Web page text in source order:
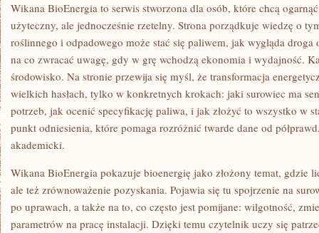
SŁONECZNA
Wikana BioEnergia to serwis stworzona dla osób, które chcą
użyteczny, ale jednocześnie rzetelny. Strona porządkuje wiedzę o
roślinnego i odpadowego może stać się paliwem, jak wygląda droga
na co zwracać uwagę, gdy w grę wchodzą ekonomia i wydajność.
środowisko. Na stronie przewija się myśl, że transformacja
wielkich hasłach, tylko w konkretnych krokach: jaki surowiec ma
potrzeb, jak ocenić specyfikację paliwa, i jak złożyć to wszystko w
punkt odniesienia, które pomaga rozróżnić twarde dane od
akademicki.
Wikana BioEnergia pokazuje bioenergię jako złożony temat, gdzie
ale też zrównoważenie pozyskania. Pojawia się tu spojrzenie na
po uprawach, a także na to, co często jest pomijane: wilgotność,
parametrów na pracę instalacji. Dzięki temu czytelnik uczy się